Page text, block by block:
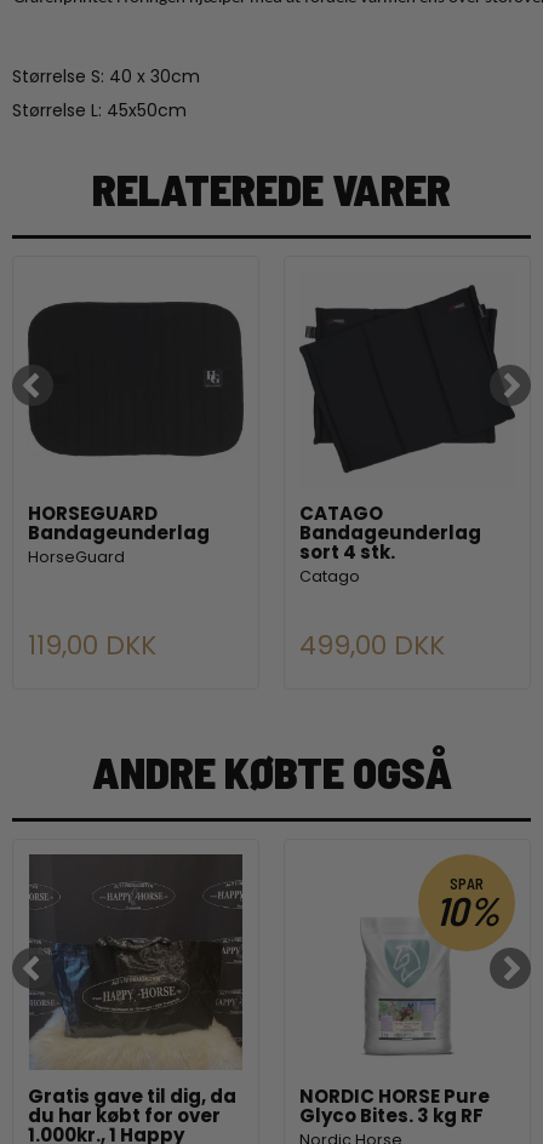
Størrelse S: 40 x 30cm
Størrelse L: 45x50cm
RELATEREDE VARER
HORSEGUARD
Bandageunderlag
HorseGuard
119,00 DKK
CATAGO
Bandageunderlag
sort 4 stk.
Catago
499,00 DKK
ANDRE KØBTE OGSÅ
Gratis gave til dig, da
du har købt for over
1.000kr., 1 Happy
SPAR
10%
NORDIC HORSE Pure
Glyco Bites. 3 kg RF